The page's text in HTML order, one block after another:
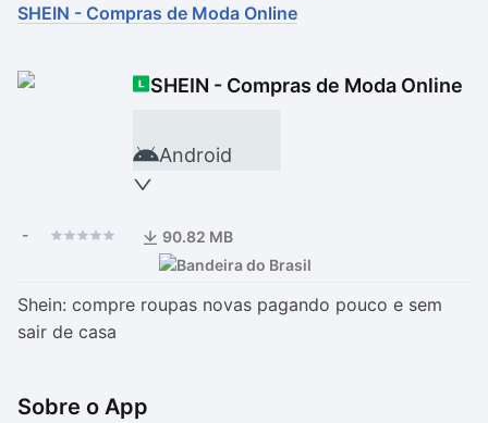
Ver mais
Ver mais
SHEIN - Compras de Moda Online
SHEIN - Compras de Moda Online
Android
- 90.82 MB
Shein: compre roupas novas pagando pouco e sem
sair de casa
Sobre o App